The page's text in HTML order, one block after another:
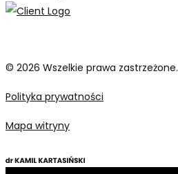
© 2026 Wszelkie prawa zastrzeżone.
Polityka prywatności
Mapa witryny